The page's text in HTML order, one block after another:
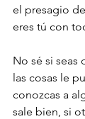
el presagio
eres tú con
No sé si seas
las cosas le
conozcas a
sale bien, si